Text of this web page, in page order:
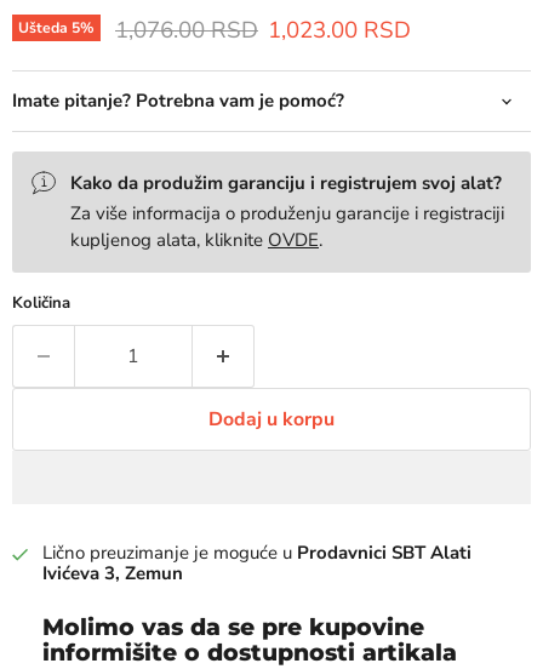
Ušteda 5% Prvobitna cena
1,076.00 RSD Trenutna cena
1,023.00 RSD
Imate pitanje? Potrebna vam je pomoć?
Kako da produžim garanciju i registrujem svoj alat?
Za više informacija o produženju garancije i registraciji
kupljenog alata, kliknite OVDE.
Količina
Dodaj u korpu
Lično preuzimanje je moguće u Prodavnici SBT Alati
Ivićeva 3, Zemun
Molimo vas da se pre kupovine
informišite o dostupnosti artikala